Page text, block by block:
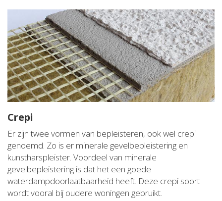
Crepi
Er zijn twee vormen van bepleisteren, ook wel crepi
genoemd. Zo is er minerale gevelbepleistering en
kunstharspleister. Voordeel van minerale
gevelbepleistering is dat het een goede
waterdampdoorlaatbaarheid heeft. Deze crepi soort
wordt vooral bij oudere woningen gebruikt.